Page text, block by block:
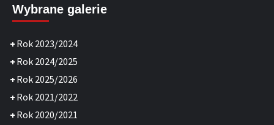
Wybrane galerie
+ Rok 2023/2024
+ Rok 2024/2025
+ Rok 2025/2026
+ Rok 2021/2022
+ Rok 2020/2021